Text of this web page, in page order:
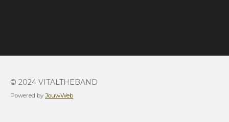
© 2024 VITALTHEBAND
Powered by JouwWeb